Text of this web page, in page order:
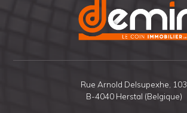
Rue Arnold Delsupexhe, 103
B-4040 Herstal (Belgique)